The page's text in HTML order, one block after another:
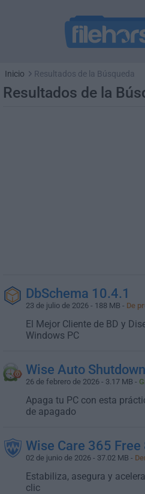
Inicio Resultados de la Búsqueda
Resultados de la
DbSchema 10.4.1
23 de julio de 2026 - 188 MB - De
El Mejor Cliente de BD y
Windows PC
Wise Auto
26 de febrero de 2026 - 3.17 MB -
Apaga tu PC con esta
de apagado
Wise Care 365 Free
02 de junio de 2026 - 37.02 MB -
Estabiliza, asegura y
clic